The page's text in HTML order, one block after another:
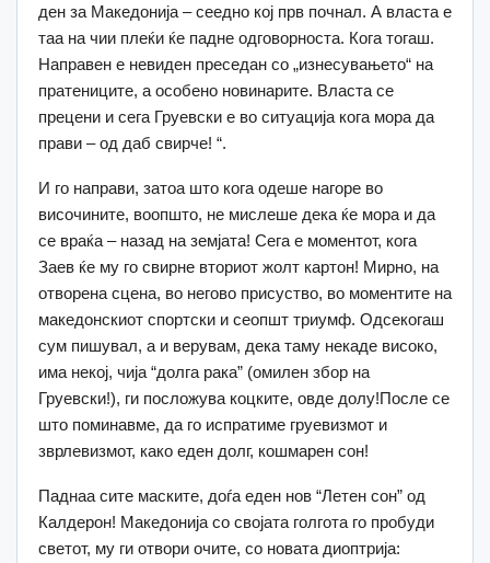
ден за Македонија – сеедно кој прв почнал. А власта е
таа на чии плеќи ќе падне одговорноста. Кога тогаш.
Направен е невиден преседан со „изнесувањето“ на
пратениците, а особено новинарите. Власта се
прецени и сега Груевски е во ситуација кога мора да
прави – од даб свирче! “.
И го направи, затоа што кога одеше нагоре во
височините, воопшто, не мислеше дека ќе мора и да
се враќа – назад на земјата! Сега е моментот, кога
Заев ќе му го свирне вториот жолт картон! Мирно, на
отворена сцена, во негово присуство, во моментите на
македонскиот спортски и сеопшт триумф. Одсекогаш
сум пишувал, а и верувам, дека таму некаде високо,
има некој, чија “долга рака” (омилен збор на
Груевски!), ги посложува коцките, овде долу!После се
што поминавме, да го испратиме груевизмот и
зврлевизмот, како еден долг, кошмарен сон!
Паднаа сите маските, доѓа еден нов “Летен сон” од
Калдерон! Македонија со својата голгота го пробуди
светот, му ги отвори очите, со новата диоптрија: